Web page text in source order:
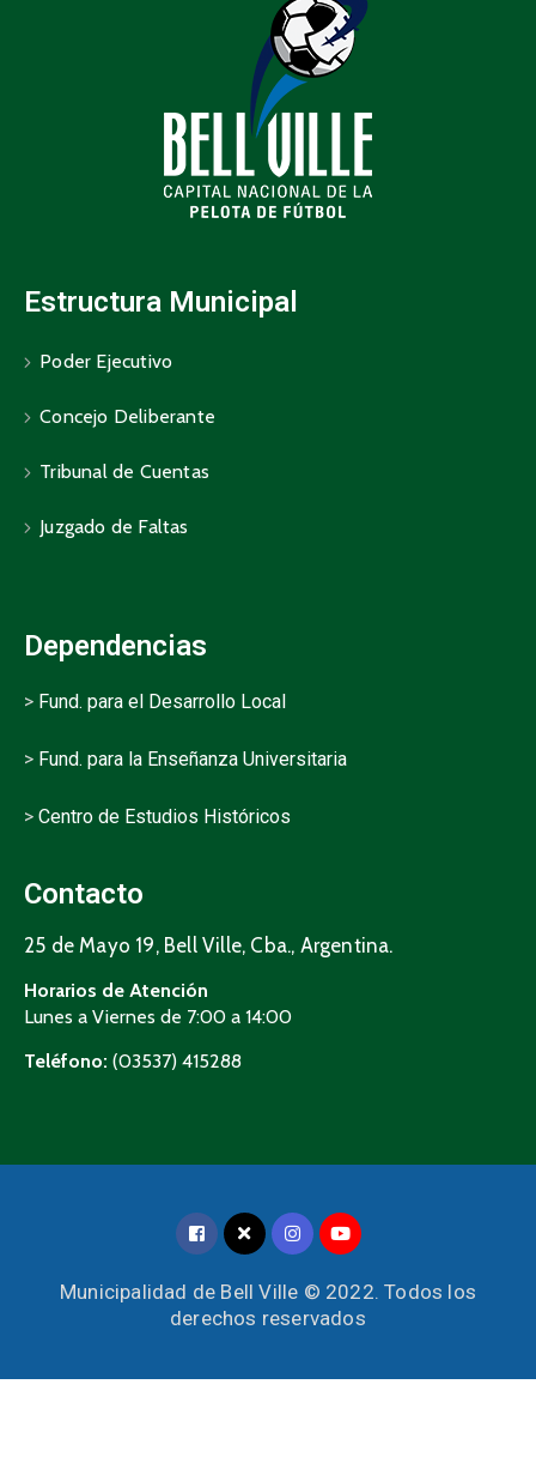
Estructura Municipal
Poder Ejecutivo
Concejo Deliberante
Tribunal de Cuentas
Juzgado de Faltas
Dependencias
> Fund. para el Desarrollo Local
> Fund. para la Enseñanza Universitaria
> Centro de Estudios Históricos
Contacto
25 de Mayo 19, Bell Ville, Cba., Argentina.
Horarios de Atención
Lunes a Viernes de 7:00 a 14:00
Teléfono: (03537) 415288
Municipalidad de Bell Ville © 2022. Todos los
derechos reservados